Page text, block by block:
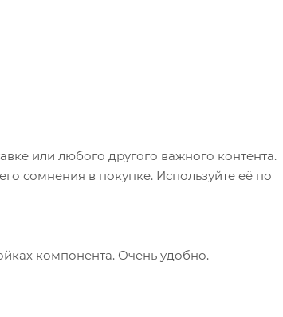
или любого другого важного контента.
сомнения в покупке. Используйте её по
компонента. Очень удобно.